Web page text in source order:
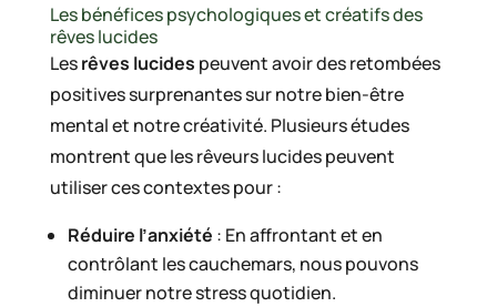
Les bénéfices psychologiques et créatifs des
rêves lucides
Lesrêves lucides peuvent avoir des retombées
positives surprenantes sur notre bien-être
mental et notre créativité. Plusieurs études
montrent que les rêveurs lucides peuvent
utiliser ces contextes pour :
Réduire l’anxiété : En affrontant et en
contrôlant les cauchemars, nous pouvons
diminuer notre stress quotidien.